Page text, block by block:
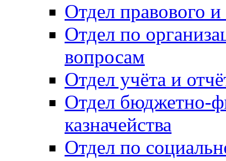
Отдел правового
Отдел по
вопросам
Отдел учёта и
Отдел бюджетно-
казначейства
Отдел по